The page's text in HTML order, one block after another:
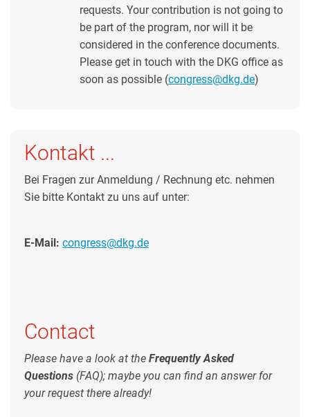
requests. Your contribution is not going to
be part of the program, nor will it be
considered in the conference documents.
Please get in touch with the DKG office as
soon as possible (congress@dkg.de)
Kontakt ...
Bei Fragen zur Anmeldung / Rechnung etc. nehmen
Sie bitte Kontakt zu uns auf unter:
E-Mail: congress@dkg.de
Contact
Please have a look at the Frequently Asked
Questions (FAQ); maybe you can find an answer for
your request there already!